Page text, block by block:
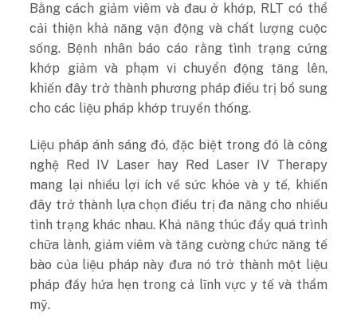
Bằng cách giảm viêm và đau ở khớp, RLT có thể
cải thiện khả năng vận động và chất lượng cuộc
sống. Bệnh nhân báo cáo rằng tình trạng cứng
khớp giảm và phạm vi chuyển động tăng lên,
khiến đây trở thành phương pháp điều trị bổ sung
cho các liệu pháp khớp truyền thống.
Liệu pháp ánh sáng đỏ, đặc biệt trong đó là công
nghệ Red IV Laser hay Red Laser IV Therapy
mang lại nhiều lợi ích về sức khỏe và y tế, khiến
đây trở thành lựa chọn điều trị đa năng cho nhiều
tình trạng khác nhau. Khả năng thúc đẩy quá trình
chữa lành, giảm viêm và tăng cường chức năng tế
bào của liệu pháp này đưa nó trở thành một liệu
pháp đầy hứa hẹn trong cả lĩnh vực y tế và thẩm
mỹ.